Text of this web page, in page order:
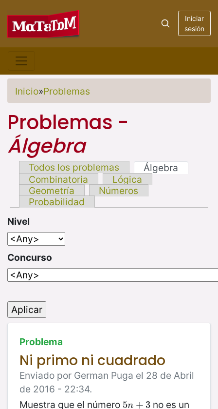
Iniciar
sesión
Inicio»Problemas
Problemas -
Álgebra
Todos los problemas
Álgebra
Combinatoria
Lógica
Geometría
Números
Probabilidad
Nivel
Concurso
Problema
Ni primo ni cuadrado
Enviado por German Puga el 28 de Abril
de 2016 - 22:34.
Muestra que el número 5n + 3
5n +3
no es un